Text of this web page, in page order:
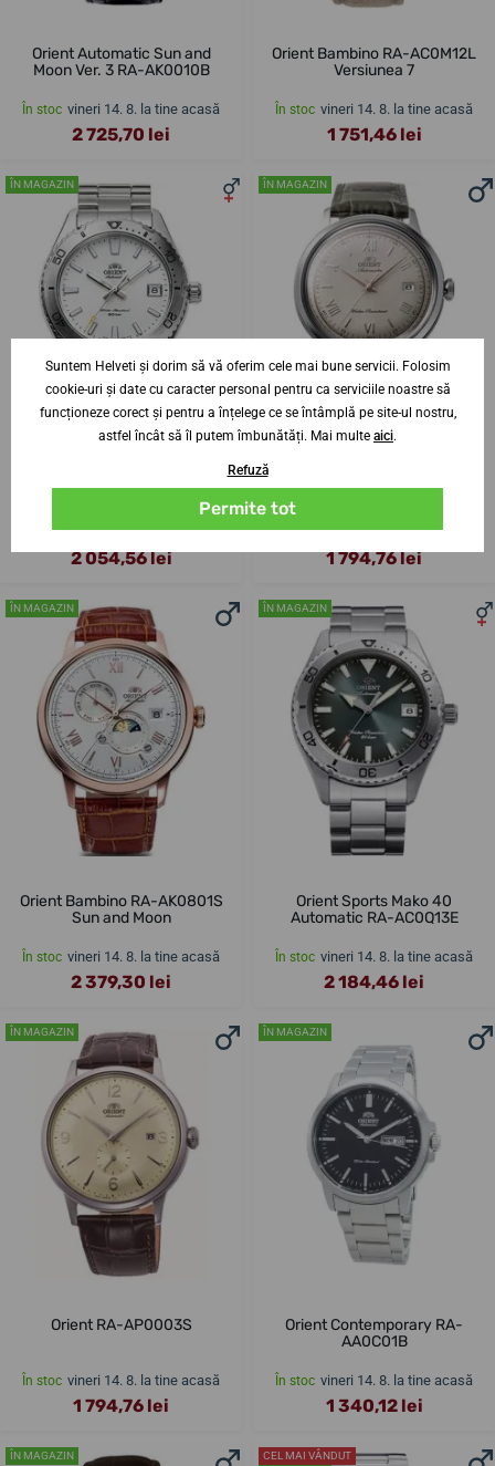
Orient Automatic Sun and
Moon Ver. 3 RA-AK0010B
În stoc vineri 14. 8. la tine acasă
2 725,70 lei
Orient Bambino RA-AC0M12L
Versiunea 7
În stoc vineri 14. 8. la tine acasă
1 751,46 lei
ÎN MAGAZIN
AC0Q03S Mako 40
În stoc vineri 14. 8. la tine acasă
2 054,56 lei
ÎN MAGAZIN
AC0025N
În stoc vineri 14. 8. la tine acasă
1 794,76 lei
ÎN MAGAZIN
Orient Bambino RA-AK0801S
Sun and Moon
În stoc vineri 14. 8. la tine acasă
2 379,30 lei
ÎN MAGAZIN
Orient Sports Mako 40
Automatic RA-AC0Q13E
În stoc vineri 14. 8. la tine acasă
2 184,46 lei
ÎN MAGAZIN
Orient RA-AP0003S
În stoc vineri 14. 8. la tine acasă
1 794,76 lei
ÎN MAGAZIN
Orient Contemporary RA-
AA0C01B
În stoc vineri 14. 8. la tine acasă
1 340,12 lei
ÎN MAGAZIN
CEL MAI VÂNDUT
Suntem Helveti și dorim să vă oferim cele mai bune servicii. Folosim
cookie-uri și date cu caracter personal pentru ca serviciile noastre să
funcționeze corect și pentru a înțelege ce se întâmplă pe site-ul nostru,
astfel încât să îl putem îmbunătăți. Mai multe aici.
Refuză
Permite tot